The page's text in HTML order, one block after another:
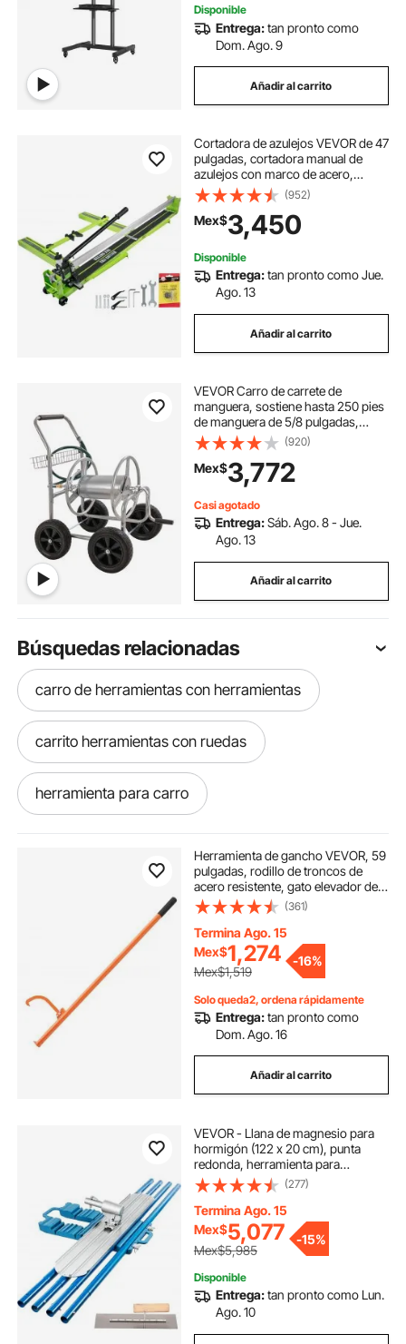
Disponible
Entrega:tan pronto como
Dom. Ago. 9
Añadir al carrito
Cortadora de azulejos VEVOR de 47
pulgadas, cortadora manual de
azulejos con marco de acero,
máquina cortadora de azulejos con
guía láser y cortador de repuesto,
herramienta manual para cortar
azulejos de porcelana y cerámica
con precisión.
(952)
Mex$3,450
Disponible
Entrega:tan pronto como Jue.
Ago. 13
Añadir al carrito
VEVOR Carro de carrete de
manguera, sostiene hasta 250 pies
de manguera de 5/8 pulgadas,
carros de manguera de agua de
jardín herramientas móviles con 4
ruedas, plantación al aire libre de
acero con r
(920)
Mex$3,772
Casi agotado
Entrega:Sáb. Ago. 8 - Jue.
Ago. 13
Añadir al carrito
Búsquedas relacionadas
carro de herramientas con herramientas
carrito herramientas con ruedas
herramienta para carro
herramientas de mano
herramientas de flejado neumatica
herramientas de neumaticos
herramienta de crimpado neumática
herramienta frenos
herramientas para cesped
herramientas para frenos
herramientas cesped
Herramienta de gancho VEVOR, 59
pulgadas, rodillo de troncos de
acero resistente, gato elevador de
troncos para troncos de hasta 32
pulgadas de diámetro,
herramientas de tala forestal,
manipulador de troncos de doble
función para enrollar y sujetar
troncos.
(361)
Termina Ago. 15
Mex$1,274
Mex$1,519
-16%
Solo queda2, ordena rápidamente
Entrega:tan pronto como
Dom. Ago. 16
Añadir al carrito
VEVOR - Llana de magnesio para
hormigón (122 x 20 cm), punta
redonda, herramienta para
cemento, kit para hormigón, llana
con 4 mangos, soporte para llana,
herramientas para hormigón, llana
de acabado
(277)
Termina Ago. 15
Mex$5,077
Mex$5,985
-15%
Disponible
Entrega:tan pronto como Lun.
Ago. 10